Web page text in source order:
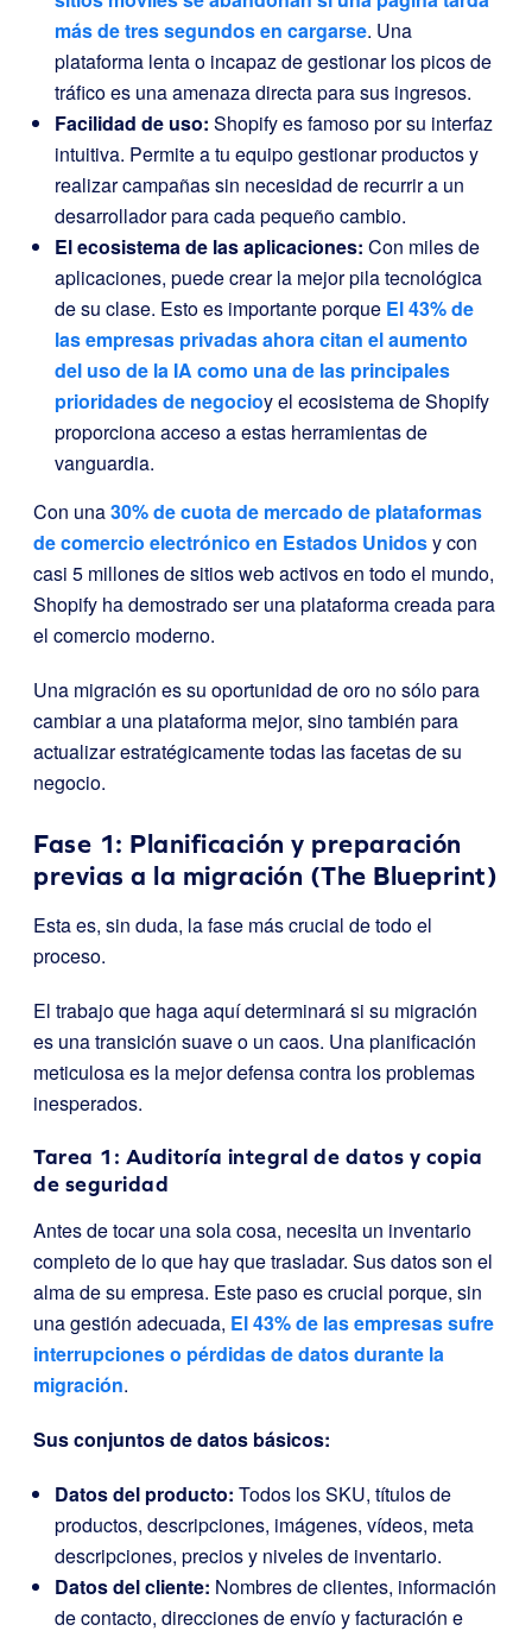
más de tres segundos en cargarse. Una
plataforma lenta o incapaz de gestionar los picos de
tráfico es una amenaza directa para sus ingresos.
Facilidad de uso: Shopify es famoso por su interfaz
intuitiva. Permite a tu equipo gestionar productos y
realizar campañas sin necesidad de recurrir a un
desarrollador para cada pequeño cambio.
El ecosistema de las aplicaciones: Con miles de
aplicaciones, puede crear la mejor pila tecnológica
de su clase. Esto es importante porque El 43% de
las empresas privadas ahora citan el aumento
del uso de la IA como una de las principales
prioridades de negocioy el ecosistema de Shopify
proporciona acceso a estas herramientas de
vanguardia.
Con una30% de cuota de mercado de plataformas
de comercio electrónico en Estados Unidosy con
casi 5 millones de sitios web activos en todo el mundo,
Shopify ha demostrado ser una plataforma creada para
el comercio moderno.
Una migración es su oportunidad de oro no sólo para
cambiar a una plataforma mejor, sino también para
actualizar estratégicamente todas las facetas de su
negocio.
Fase 1: Planificación y preparación
previas a la migración (The Blueprint)
Esta es, sin duda, la fase más crucial de todo el
proceso.
El trabajo que haga aquí determinará si su migración
es una transición suave o un caos. Una planificación
meticulosa es la mejor defensa contra los problemas
inesperados.
Tarea 1: Auditoría integral de datos y copia
de seguridad
Antes de tocar una sola cosa, necesita un inventario
completo de lo que hay que trasladar. Sus datos son el
alma de su empresa. Este paso es crucial porque, sin
una gestión adecuada, El 43% de las empresas sufre
interrupciones o pérdidas de datos durante la
migración.
Sus conjuntos de datos básicos:
Datos del producto: Todos los SKU, títulos de
productos, descripciones, imágenes, vídeos, meta
descripciones, precios y niveles de inventario.
Datos del cliente: Nombres de clientes, información
de contacto, direcciones de envío y facturación e